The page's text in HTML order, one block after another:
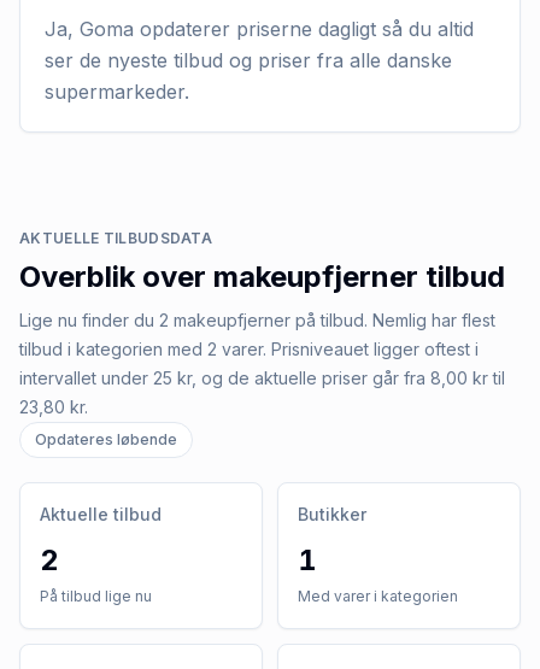
Ja, Goma opdaterer priserne dagligt så du altid
ser de nyeste tilbud og priser fra alle danske
supermarkeder.
AKTUELLE TILBUDSDATA
Overblik over makeupfjerner tilbud
Lige nu finder du 2 makeupfjerner på tilbud. Nemlig har flest
tilbud i kategorien med 2 varer. Prisniveauet ligger oftest i
intervallet under 25 kr, og de aktuelle priser går fra 8,00 kr til
23,80 kr.
Opdateres løbende
Aktuelle tilbud
2
På tilbud lige nu
Butikker
1
Med varer i kategorien